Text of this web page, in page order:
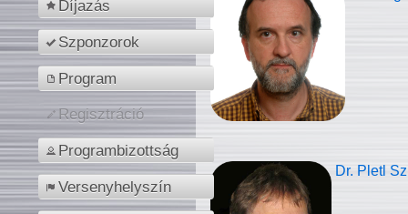
Díjazás
Szponzorok
Program
Regisztráció
Programbizottság
Versenyhelyszín
Dr. Pletl